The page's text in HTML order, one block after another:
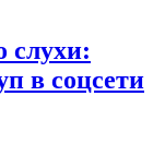
слухи:
в соцсети